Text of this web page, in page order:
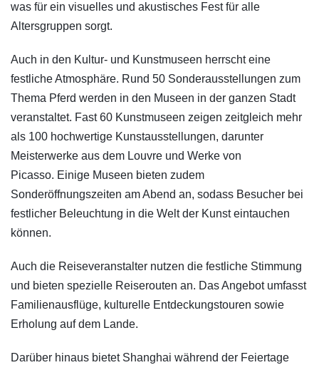
was für ein visuelles und akustisches Fest für alle
Altersgruppen sorgt.
Auch in den Kultur- und Kunstmuseen herrscht eine
festliche Atmosphäre. Rund 50 Sonderausstellungen zum
Thema Pferd werden in den Museen in der ganzen Stadt
veranstaltet. Fast 60 Kunstmuseen zeigen zeitgleich mehr
als 100 hochwertige Kunstausstellungen, darunter
Meisterwerke aus dem Louvre und Werke von
Picasso. Einige Museen bieten zudem
Sonderöffnungszeiten am Abend an, sodass Besucher bei
festlicher Beleuchtung in die Welt der Kunst eintauchen
können.
Auch die Reiseveranstalter nutzen die festliche Stimmung
und bieten spezielle Reiserouten an. Das Angebot umfasst
Familienausflüge, kulturelle Entdeckungstouren sowie
Erholung auf dem Lande.
Darüber hinaus bietet Shanghai während der Feiertage